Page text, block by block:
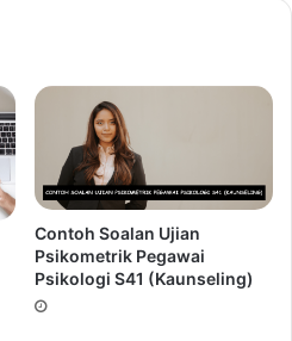
Penolong Pegawai
Di Bawah
Sekarang
Contoh Soalan Ujian
Psikometrik Pegawai
Psikologi S41 (Kaunseling)